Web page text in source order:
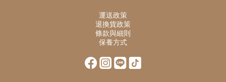
運送政策
退換貨政策
條款與細則
保養方式